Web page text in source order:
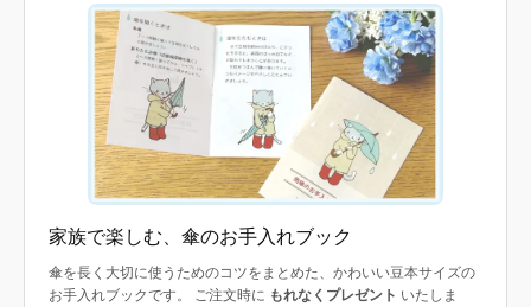
家族で楽しむ、傘のお手入れブック
傘を長く大切に使うためのコツをまとめた、かわいい豆本サイズの
お手入れブックです。 ご注文時に もれなくプレゼント いたしま